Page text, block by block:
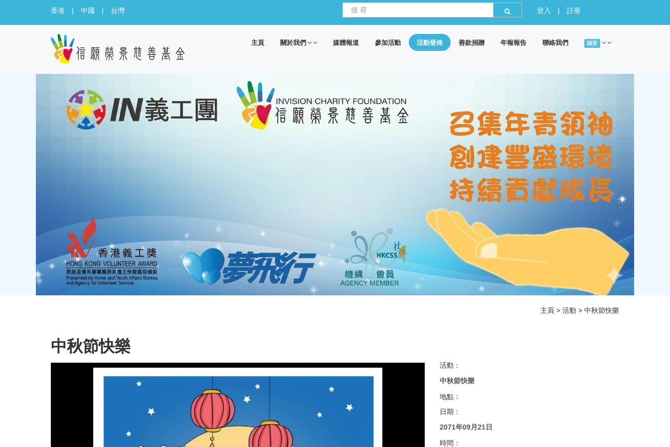
香港 | 中國 | 台灣 登入 | 註冊
主頁 關於我們 媒體報道 參加活動 活動發佈 善款捐贈 年報報告 聯絡我們 語言
主頁 > 活動 > 中秋節快樂
中秋節快樂
活動：
中秋節快樂
地點：
日期：
2071年09月21日
時間：